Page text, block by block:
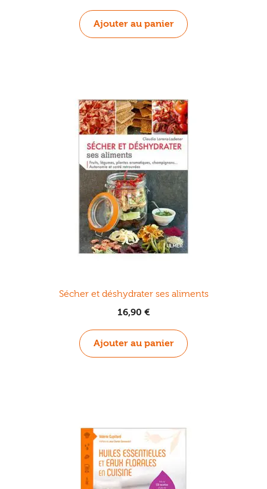
Ajouter au panier
Sécher et déshydrater ses aliments
16,90 €
Ajouter au panier